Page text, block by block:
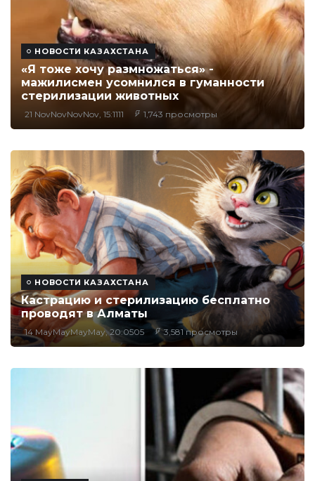
НОВОСТИ КАЗАХСТАНА
«Я тоже хочу размножаться» -
мажилисмен усомнился в гуманности
стерилизации животных
21 NovNovNovNov, 15:1111 1,743 просмотры
НОВОСТИ КАЗАХСТАНА
Кастрацию и стерилизацию бесплатно
проводят в Алматы
14 MayMayMayMay, 20:0505 3,581 просмотры